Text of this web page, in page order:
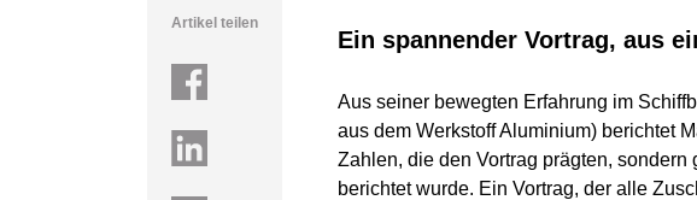
Artikel teilen
Ein spannender Vortrag, aus
Aus seiner bewegten Erfahrung im
aus dem Werkstoff Aluminium) berichtet
Zahlen, die den Vortrag prägten,
berichtet wurde. Ein Vortrag, der alle